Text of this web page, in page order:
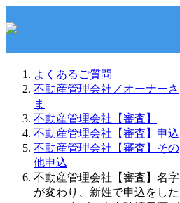
よくあるご質問
不動産管理会社／オーナーさ
ま
不動産管理会社【審査】
不動産管理会社【審査】申込
不動産管理会社【審査】その
他申込
不動産管理会社【審査】名字
が変わり、新姓で申込をした